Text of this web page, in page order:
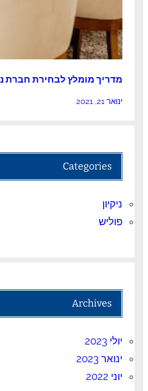
מדריך מומלץ לבחירת חברת
ינואר 21, 2021
Categories
ניקיון
פוליש
Archives
יולי 2023
ינואר 2023
יוני 2022